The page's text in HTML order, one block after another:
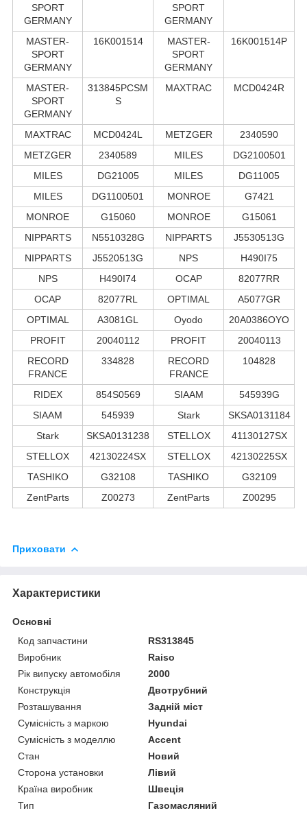
SPORT
GERMANY
SPORT
GERMANY
MASTER-
SPORT
GERMANY
16K001514
MASTER-
SPORT
GERMANY
16K001514P
MASTER-
SPORT
GERMANY
313845PCSM
S
MAXTRAC MCD0424R
MAXTRAC MCD0424L METZGER
2340590
METZGER
2340589 MILES
DG2100501
MILES
DG21005 MILES
DG11005
MILES
DG1100501 MONROE
G7421
MONROE
G15060 MONROE
G15061
NIPPARTS
N5510328G NIPPARTS
J5530513G
NIPPARTS
J5520513G NPS
H490I75
NPS
H490I74 OCAP
82077RR
OCAP
82077RL OPTIMAL
A5077GR
OPTIMAL
A3081GL Oyodo
20A0386OYO
PROFIT
20040112 PROFIT
20040113
RECORD
FRANCE
334828
RECORD
FRANCE
104828
RIDEX 854S0569 SIAAM
545939G
SIAAM
545939 Stark
SKSA0131184
Stark
SKSA0131238 STELLOX
41130127SX
STELLOX
42130224SX STELLOX
42130225SX
TASHIKO
G32108 TASHIKO
G32109
ZentParts
Z00273 ZentParts Z00295
Приховати
Характеристики
Основні
Код запчастини
RS313845
Виробник
Raiso
Рік випуску автомобіля
2000
Конструкція
Двотрубний
Розташування
Задній міст
Сумісність з маркою
Hyundai
Сумісність з моделлю
Accent
Стан
Новий
Сторона установки
Лівий
Країна виробник
Швеція
Тип
Газомасляний